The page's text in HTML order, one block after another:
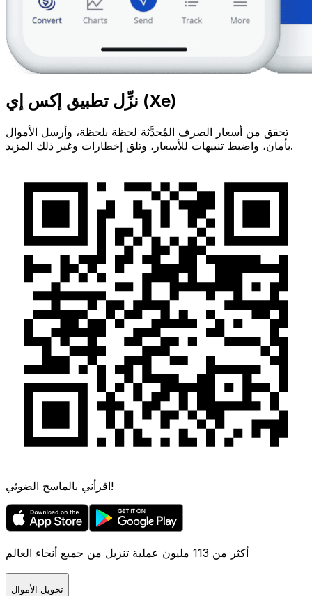
نزِّل تطبيق إكس إي (Xe)
تحقق من أسعار الصرف المُحدَّثة لحظة بلحظة، وأرسل الأموال
بأمان، واضبط تنبيهات للأسعار، وتلق إخطارات وغير ذلك المزيد.
اقرأني بالماسح الضوئي!
أكثر من 113 مليون عملية تنزيل من جميع أنحاء العالم
تحويل الأموال